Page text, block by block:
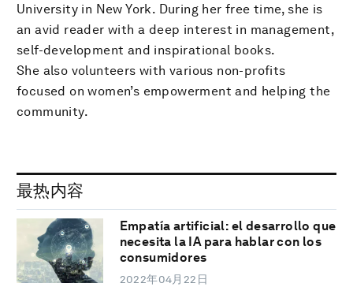
University in New York. During her free time, she is
an avid reader with a deep interest in management,
self-development and inspirational books.
She also volunteers with various non-profits
focused on women’s empowerment and helping the
community.
最热内容
Empatía artificial: el desarrollo que
necesita la IA para hablar con los
consumidores
2022年04月22日